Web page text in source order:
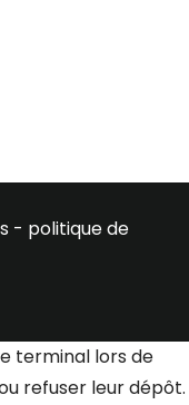
- politique de
terminal lors de
refuser leur dépôt.